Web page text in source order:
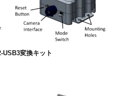
USB3変換キット